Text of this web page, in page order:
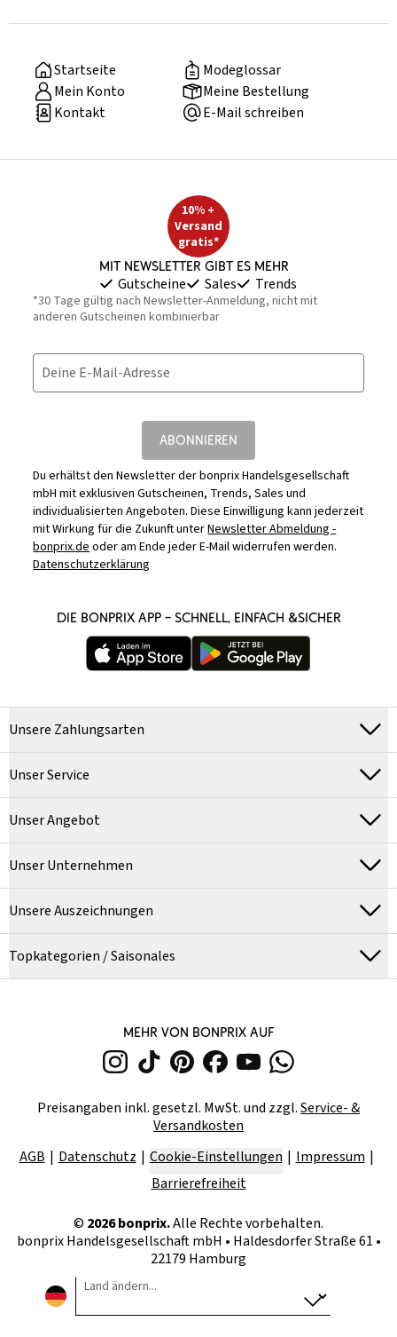
Startseite
Modeglossar
Mein Konto
Meine Bestellung
Kontakt
E-Mail schreiben
10% +
Versand
gratis*
Mit Newsletter gibt es mehr
Gutscheine Sales Trends
*30 Tage gültig nach Newsletter-Anmeldung, nicht mit
anderen Gutscheinen kombinierbar
Deine E-Mail-Adresse
ABONNIEREN
Du erhältst den Newsletter der bonprix Handelsgesellschaft
mbH mit exklusiven Gutscheinen, Trends, Sales und
individualisierten Angeboten. Diese Einwilligung kann jederzeit
mit Wirkung für die Zukunft unterNewsletter Abmeldung -
bonprix.deoder am Ende jeder E-Mail widerrufen werden.
Datenschutzerklärung
DIE BONPRIX APP – SCHNELL, EINFACH &SICHER
Unsere Zahlungsarten
Unser Service
Unser Angebot
Unser Unternehmen
Unsere Auszeichnungen
Topkategorien / Saisonales
MEHR VON BONPRIX AUF
Preisangaben inkl. gesetzl. MwSt. und zzgl.Service- &
Versandkosten
AGB
Datenschutz Cookie-Einstellungen
Impressum
Barrierefreiheit
© 2026bonprix.Alle Rechte vorbehalten.
bonprix Handelsgesellschaft mbH • Haldesdorfer Straße 61 •
22179 Hamburg
Land ändern...